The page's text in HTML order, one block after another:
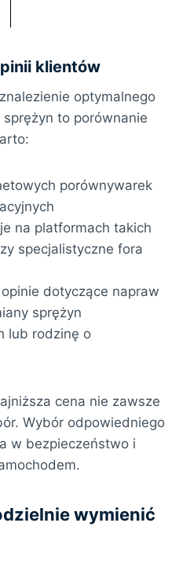
klientów
optymalnego
to porównanie
porównywarek
na platformach takich
specjalistyczne fora
dotyczące napraw
sprężyn
lub rodzinę o
cena nie zawsze
Wybór odpowiedniego
w bezpieczeństwo i
wymienić